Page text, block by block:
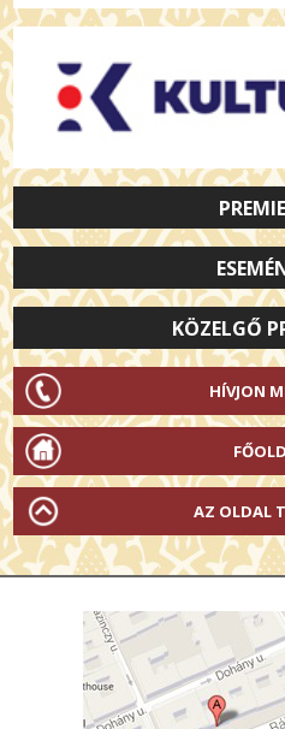
KÖZELGŐ
HÍVJON
AZ OLDAL